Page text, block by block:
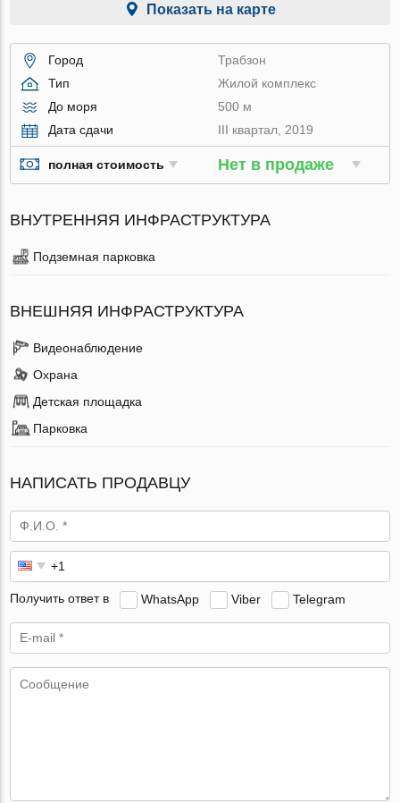
Показать на карте
Город
Трабзон
Тип
Жилой комплекс
До моря
500 м
Дата сдачи
III квартал, 2019
полная стоимость Нет в продаже
ВНУТРЕННЯЯ ИНФРАСТРУКТУРА
Подземная парковка
ВНЕШНЯЯ ИНФРАСТРУКТУРА
Видеонаблюдение
Охрана
Детская площадка
Парковка
НАПИСАТЬ ПРОДАВЦУ
Получить ответ в WhatsApp Viber Telegram